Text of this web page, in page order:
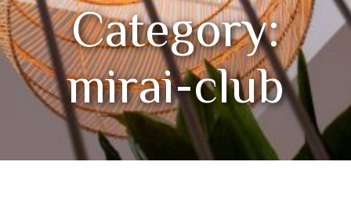
Category:
mirai-club